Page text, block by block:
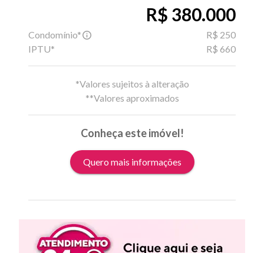
R$ 380.000
Condomínio*
R$ 250
IPTU*
R$ 660
*Valores sujeitos à alteração
**Valores aproximados
Conheça este imóvel!
Quero mais informações